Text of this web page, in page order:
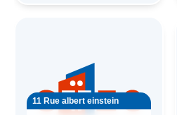
11 Rue albert einstein